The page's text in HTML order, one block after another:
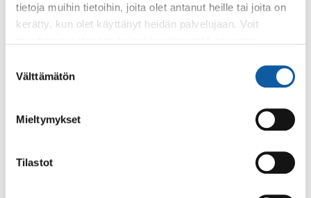
tietoja muihin tietoihin, joita olet antanut heille tai joita on
kerätty, kun olet käyttänyt heidän palvelujaan. Voit
valinta
Välttämätön
Mieltymykset
Tilastot